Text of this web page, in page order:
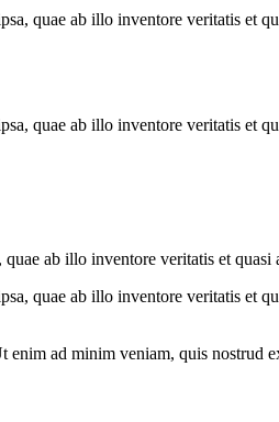
quae ab illo inventore veritatis et
quae ab illo inventore veritatis et
ab illo inventore veritatis et
quae ab illo inventore veritatis et
ad minim veniam, quis nostrud